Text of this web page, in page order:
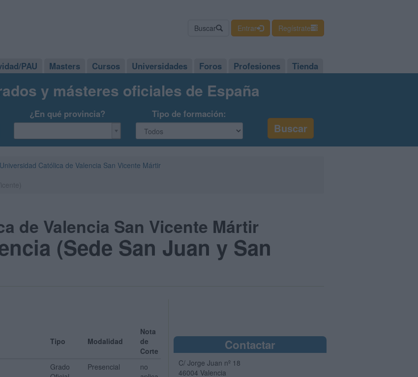
Buscar Entrar Regístrate
PAU Masters Cursos Universidades Foros Profesiones Tienda
y másteres oficiales de España
¿En qué provincia? Tipo de formación:
Universidad Católica de Valencia San Vicente Mártir
de Valencia San Vicente Mártir
(Sede San Juan y San
Tipo Modalidad
Nota
de
Corte
Grado
Presencial
no
Contactar
C/ Jorge Juan nº 18
46004 Valencia